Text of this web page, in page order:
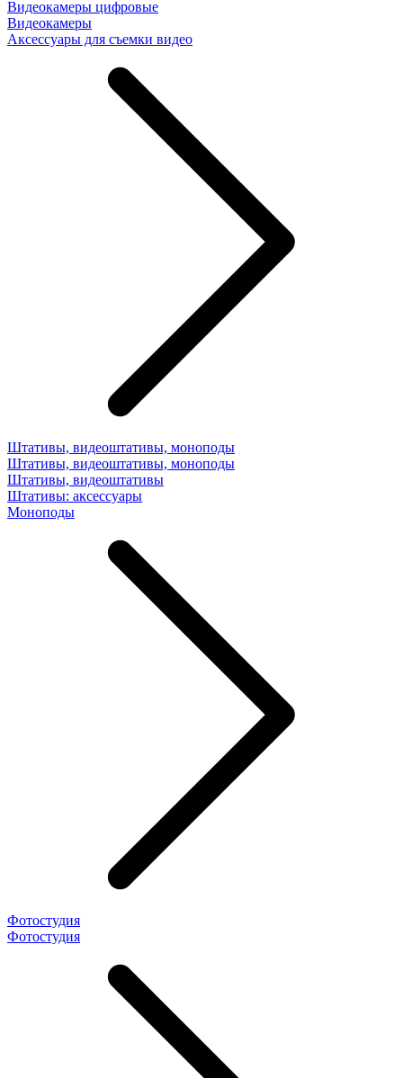
Видеокамеры цифровые
Видеокамеры
Аксессуары для съемки видео
Штативы, видеоштативы, моноподы
Штативы, видеоштативы, моноподы
Штативы, видеоштативы
Штативы: аксессуары
Моноподы
Фотостудия
Фотостудия